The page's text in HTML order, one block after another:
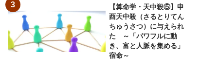
【算命学・天中殺⑤】申
酉天中殺（さるとりてん
ちゅうさつ）に与えられ
た ～「パワフルに動
き、富と人脈を集める」
宿命～